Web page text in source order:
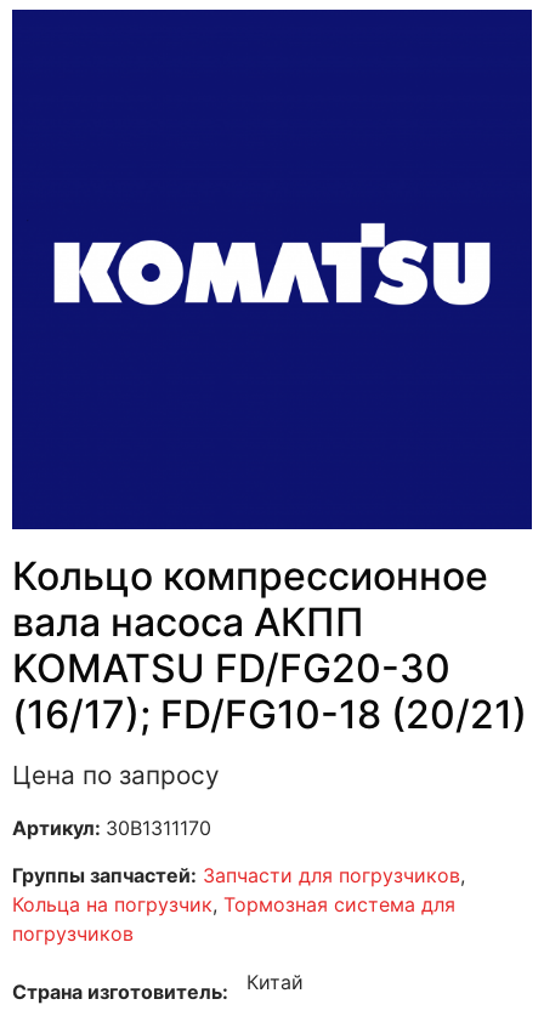
Кольцо компрессионное
вала насоса АКПП
KOMATSU FD/FG20-30
(16/17); FD/FG10-18 (20/21)
Цена по запросу
Артикул: 30B1311170
Группы запчастей: Запчасти для погрузчиков,
Кольца на погрузчик, Тормозная система для
погрузчиков
Страна изготовитель Китай